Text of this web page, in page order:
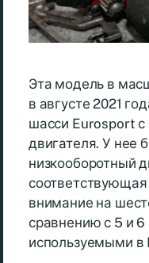
Эта модель в
в августе 2021
шасси Eurosport с
двигателя. У нее
низкооборотный
внимание на
сравнению с 5 и
используемыми в